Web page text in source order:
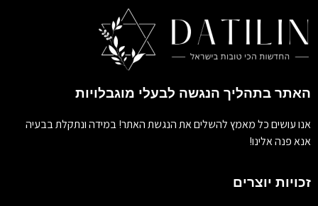
האתר בתהליך הנגשה לבעלי מוגבלויות
אנו עושים כל מאמץ להשלים את הנגשת האתר! במידה ונתקלת בבעיה
אנא פנה אלינו!
זכויות יוצרים